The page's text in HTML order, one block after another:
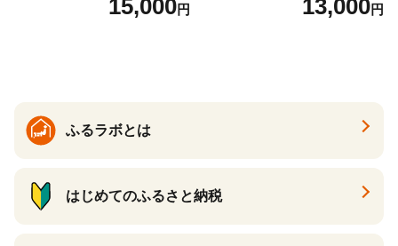
15,000円 13,000円
ふるラボとは
はじめてのふるさと納税